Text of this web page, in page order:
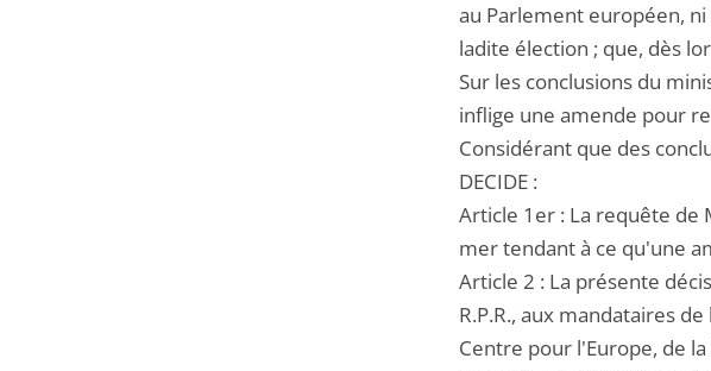
au Parlement européen,
ladite élection ; que, dès
Sur les conclusions du
inflige une amende pour
Considérant que des
DECIDE :
Article 1er : La requête
mer tendant à ce qu'une
Article 2 : La présente
R.P.R., aux mandataires
Centre pour l'Europe, de